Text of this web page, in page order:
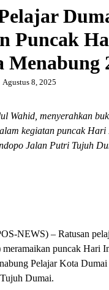
Puncak
Menabung
Agustus 8, 2025
Wahid, menyerahkan
kegiatan puncak Hari
Jalan Putri Tujuh
NEWS) – Ratusan
puncak Hari
Pelajar Kota
Dumai.